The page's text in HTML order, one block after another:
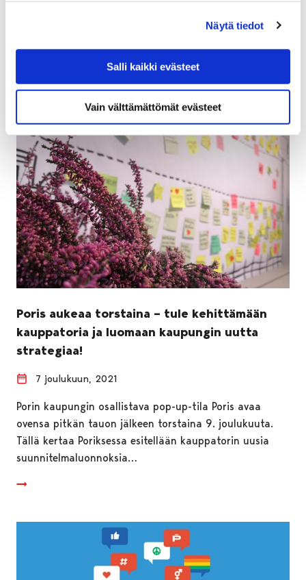
Näytä tiedot
Salli kaikki evästeet
Vain välttämättömät evästeet
koronarajoitusten takia. Tilaisuudet järjestetään
Poris aukeaa torstaina – tule kehittämään
kauppatoria ja luomaan kaupungin uutta
strategiaa!
7 joulukuun, 2021
Porin kaupungin osallistava pop-up-tila Poris avaa
ovensa pitkän tauon jälkeen torstaina 9. joulukuuta.
Tällä kertaa Poriksessa esitellään kauppatorin uusia
suunnitelmaluonnoksia…